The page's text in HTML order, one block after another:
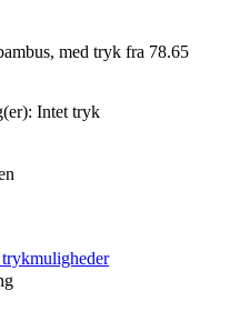
Intet tryk